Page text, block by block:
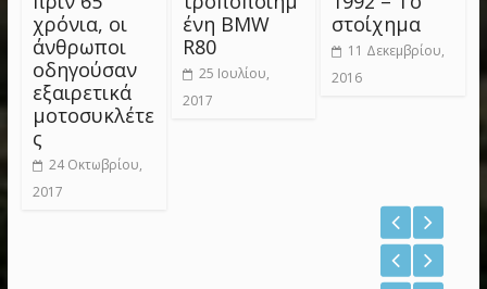
χρόνια, οι
άνθρωποι
οδηγούσαν
εξαιρετικά
μοτοσυκλέτε
ς
24 Οκτωβρίου,
2017
ένη BMW
R80
25 Ιουλίου,
2017
στοίχημα
11 Δεκεμβρίου,
2016